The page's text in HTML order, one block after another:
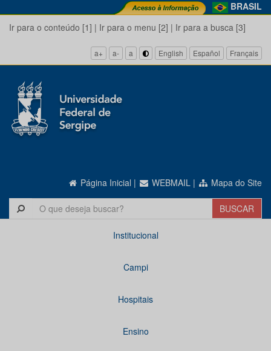
BRASIL
Ir para o conteúdo [1] | Ir para o menu [2] | Ir para a busca [3]
a+ a- a English Español Français
Página Inicial | WEBMAIL | Mapa do Site
Institucional
Campi
Hospitais
Ensino